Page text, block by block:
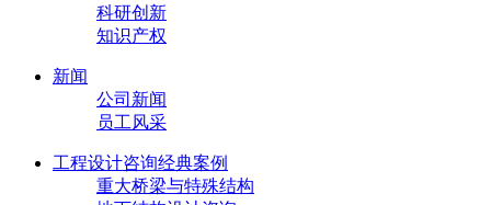
科研创新
知识产权
新闻
公司新闻
员工风采
工程设计咨询经典案例
重大桥梁与特殊结构